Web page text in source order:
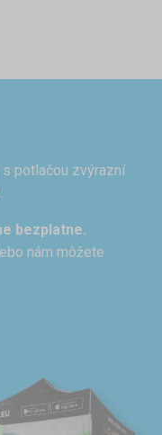
potlačou zvýrazní
bezplatne.
nám môžete